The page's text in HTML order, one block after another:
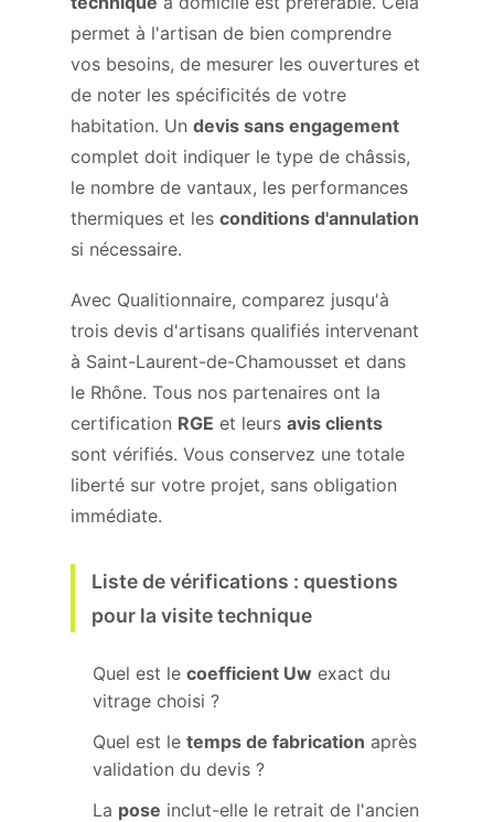
permet à l'artisan de bien comprendre
vos besoins, de mesurer les ouvertures et
de noter les spécificités de votre
habitation. Un devis sans engagement
complet doit indiquer le type de châssis,
le nombre de vantaux, les performances
thermiques et les conditions d'annulation
si nécessaire.
Avec Qualitionnaire, comparez jusqu'à
trois devis d'artisans qualifiés intervenant
à Saint-Laurent-de-Chamousset et dans
le Rhône. Tous nos partenaires ont la
certification RGE et leurs avis clients
sont vérifiés. Vous conservez une totale
liberté sur votre projet, sans obligation
immédiate.
Liste de vérifications : questions
pour la visite technique
Quel est le coefficient Uw exact du
vitrage choisi ?
Quel est le temps de fabrication après
validation du devis ?
La pose inclut-elle le retrait de l'ancien